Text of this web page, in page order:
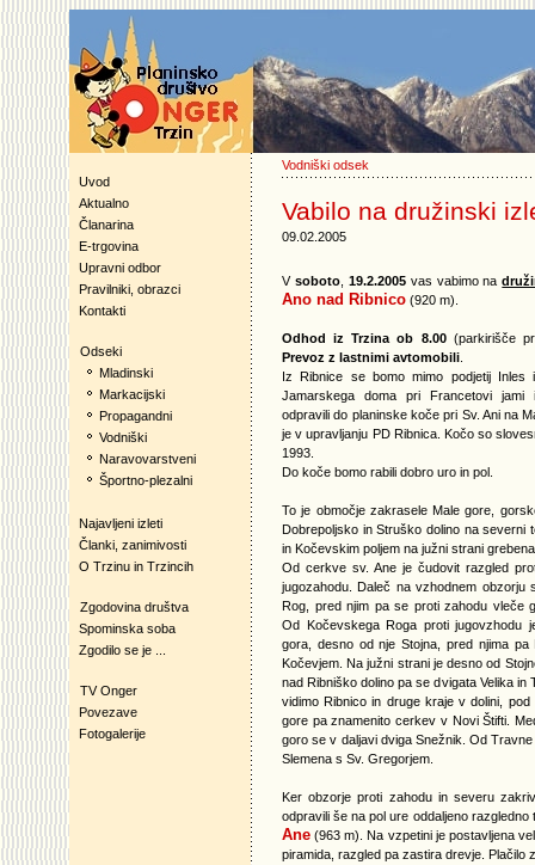
Uvod
Aktualno
Članarina
E-trgovina
Upravni odbor
Pravilniki, obrazci
Kontakti
Odseki
Mladinski
Markacijski
Propagandni
Vodniški
Naravovarstveni
Športno-plezalni
Najavljeni izleti
Članki, zanimivosti
O Trzinu in Trzincih
Zgodovina društva
Spominska soba
Zgodilo se je ...
TV Onger
Povezave
Fotogalerije
Vodniški odsek
Vabilo na družinski
09.02.2005
V soboto, 19.2.2005vas vabimo na
Ano nad Ribnico (920 m).
Odhod iz Trzina ob 8.00(parkirišče
Prevoz z lastnimi avtomobili
Iz Ribnice se bomo mimo podjetij Inles
Jamarskega doma pri Francetovi jami
odpravili do planinske koče pri Sv. Ani na
je v upravljanju PD Ribnica. Kočo so
1993.
Do koče bomo rabili dobro uro in pol.
To je območje zakrasele Male gore,
Dobrepoljsko in Struško dolino na severni
in Kočevskim poljem na južni strani
Od cerkve sv. Ane je čudovit razgled
jugozahodu. Daleč na vzhodnem obzorju
Rog, pred njim pa se proti zahodu vleče
Od Kočevskega Roga proti jugovzhodu
gora, desno od nje Stojna, pred njima pa
Kočevjem. Na južni strani je desno od
nad Ribniško dolino pa se dvigata Velika in
vidimo Ribnico in druge kraje v dolini,
gore pa znamenito cerkev v Novi Štifti.
goro se v daljavi dviga Snežnik. Od
Slemena s Sv. Gregorjem.
Ker obzorje proti zahodu in severu
odpravili še na pol ure oddaljeno
Ane (963 m). Na vzpetini je postavljena
piramida, razgled pa zastira drevje. Plačilo